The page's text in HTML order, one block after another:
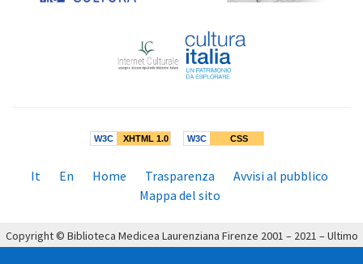
W3C XHTML 1.0 W3C CSS
Menù
It En Home Trasparenza
Avvisi al pubblico
Mappa del sito
Copyright © Biblioteca Medicea Laurenziana Firenze 2001 – 2021 – Ultimo